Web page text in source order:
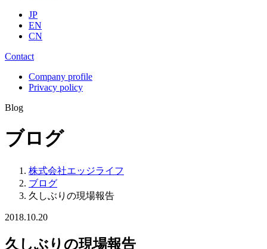
JP
EN
CN
Contact
Company profile
Privacy policy
Blog
ブログ
株式会社エッジライフ
ブログ
久しぶりの現場報告
2018.10.20
久しぶりの現場報告